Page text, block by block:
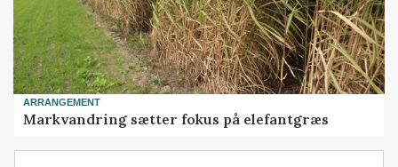
ARRANGEMENT
Markvandring sætter fokus på elefantgræs